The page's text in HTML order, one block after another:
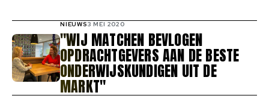
"WIJ MATCHEN BEVLOGEN
OPDRACHTGEVERS AAN DE BESTE
ONDERWIJSKUNDIGEN UIT DE
MARKT"
NIEUWS3 MEI 2020